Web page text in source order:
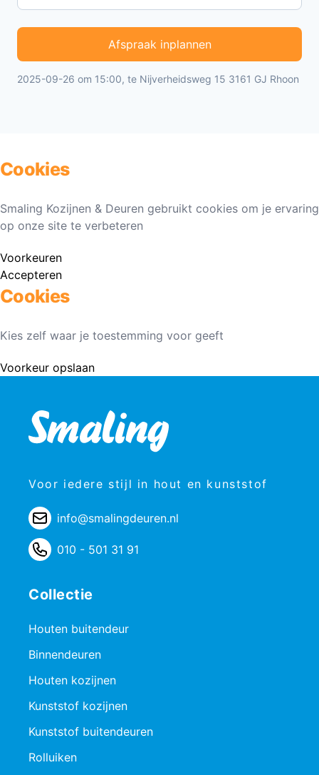
Afspraak inplannen
2025-09-26 om 15:00, te Nijverheidsweg 15 3161 GJ Rhoon
Cookies
Smaling Kozijnen & Deuren gebruikt cookies om je ervaring
op onze site te verbeteren
Voorkeuren
Accepteren
Cookies
Kies zelf waar je toestemming voor geeft
Voorkeur opslaan
Voor iedere stijl in hout en kunststof
info@smalingdeuren.nl
010 - 501 31 91
Collectie
Houten buitendeur
Binnendeuren
Houten kozijnen
Kunststof kozijnen
Kunststof buitendeuren
Rolluiken